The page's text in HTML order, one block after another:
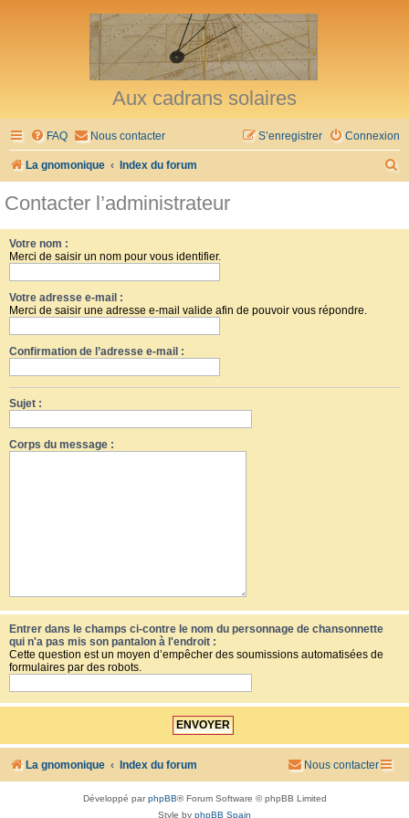
Aux cadrans solaires
FAQ Nous contacter Connexion
S’enregistrer
La gnomonique Index du forum
Contacter l’administrateur
Votre nom :
Merci de saisir un nom pour vous identifier.
Votre adresse e-mail :
Merci de saisir une adresse e-mail valide afin de pouvoir vous répondre.
Confirmation de l’adresse e-mail :
Sujet :
Corps du message :
Entrer dans le champs ci-contre le nom du personnage de chansonnette
qui n'a pas mis son pantalon à l'endroit :
Cette question est un moyen d’empêcher des soumissions automatisées de
formulaires par des robots.
La gnomonique Index du forum Nous contacter
Développé parphpBB® Forum Software © phpBB Limited
Style by phpBB Spain